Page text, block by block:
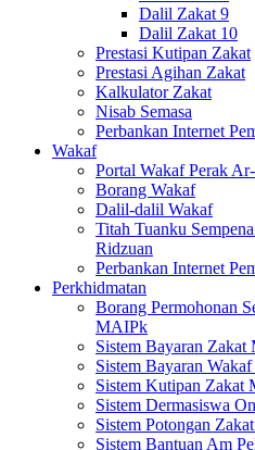
Dalil Zakat 9
Dalil Zakat 10
Prestasi Kutipan Zakat
Prestasi Agihan Zakat
Kalkulator Zakat
Nisab Semasa
Perbankan Internet
Wakaf
Portal Wakaf Perak
Borang Wakaf
Dalil-dalil Wakaf
Titah Tuanku
Ridzuan
Perbankan Internet
Perkhidmatan
Borang Permohonan
MAIPk
Sistem Bayaran
Sistem Bayaran
Sistem Kutipan Zakat
Sistem Dermasiswa
Sistem Potongan
Sistem Bantuan Am